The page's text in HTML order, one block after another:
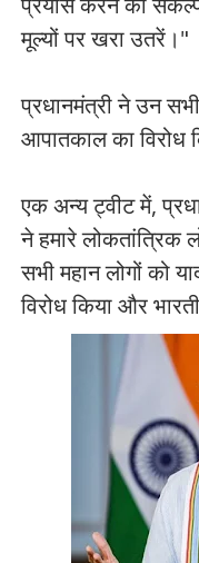
मूल्यों पर खरा उतरें।"
प्रधानमंत्री ने उन
आपातकाल का विरोध
एक अन्य ट्वीट में,
ने हमारे लोकतांत्रिक
सभी महान लोगों को
विरोध किया और